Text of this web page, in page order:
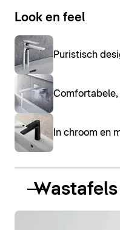
Look en feel
Puristisch
In chroom en
Wastafels